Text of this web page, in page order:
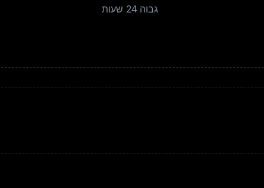
גבוה 24 שעות